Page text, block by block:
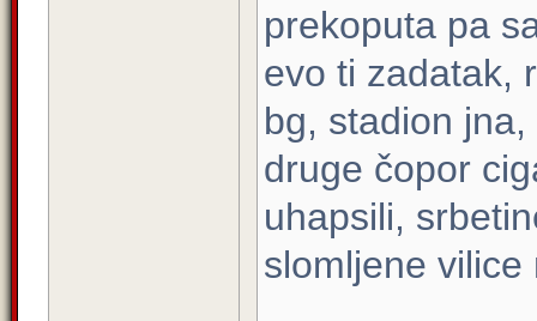
prekoputa pa
evo ti zadatak,
bg, stadion
druge čopor
uhapsili,
slomljene